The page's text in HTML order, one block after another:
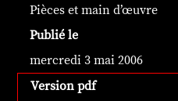
Pièces et main d’œuvre
Publié le
mercredi 3 mai 2006
Version pdf